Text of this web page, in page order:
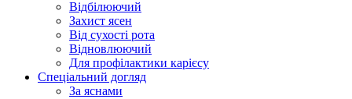
Відбілюючий
Захист ясен
Від сухості рота
Відновлюючий
Для профілактики карієсу
Спеціальний догляд
За яснами